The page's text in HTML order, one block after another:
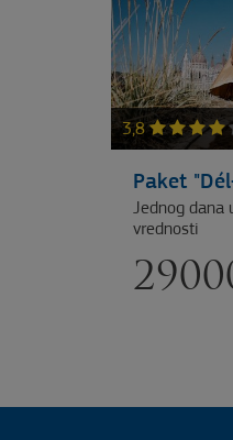
3,8
Paket
Jednog dana
vrednosti